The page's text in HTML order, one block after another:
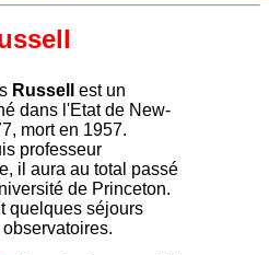
Russell
est un
dans l'Etat de New-
mort en 1957.
professeur
il aura au total passé
de Princeton.
quelques séjours